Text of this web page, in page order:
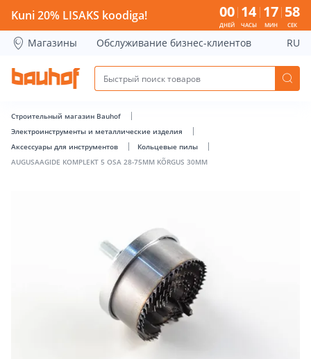
AUGUSAAGIDE KOMPLEKT 5 OSA 28-75MM KÕRGUS
Kuni 20% LISAKS koodiga! 00
ДНЕЙ
14
ЧАСЫ
17
МИН
58
СЕК
Магазины Обслуживание бизнес-клиентов RU
Строительный магазин Bauhof
Электроинструменты и металлические изделия
Аксессуары для инструментов
Кольцевые пилы
AUGUSAAGIDE KOMPLEKT 5 OSA 28-75MM KÕRGUS 30MM